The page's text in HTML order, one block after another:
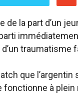
de la part d’un
traumatisme
que
fonctionne à